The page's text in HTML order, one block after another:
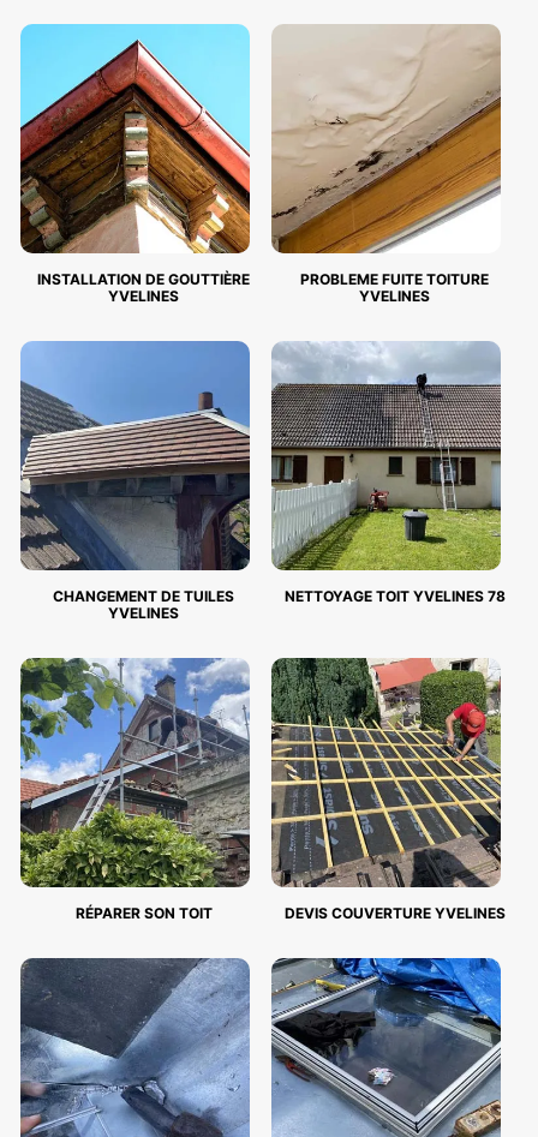
INSTALLATION DE GOUTTIÈRE
YVELINES
PROBLEME FUITE TOITURE
YVELINES
CHANGEMENT DE TUILES
YVELINES
NETTOYAGE TOIT YVELINES 78
RÉPARER SON TOIT DEVIS COUVERTURE YVELINES